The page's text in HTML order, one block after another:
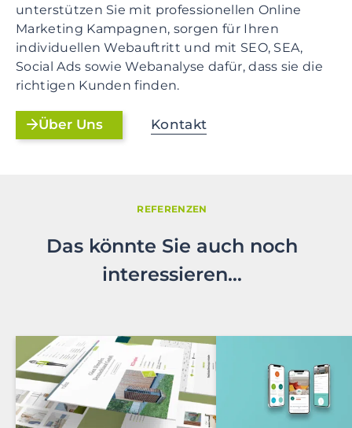
unterstützen Sie mit professionellen Online
Marketing Kampagnen, sorgen für Ihren
individuellen Webauftritt und mit SEO, SEA,
Social Ads sowie Webanalyse dafür, dass sie die
richtigen Kunden finden.
Über Uns Kontakt
REFERENZEN
Das könnte Sie auch noch
interessieren…